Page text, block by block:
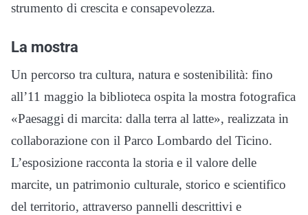
strumento di crescita e consapevolezza.
La mostra
Un percorso tra cultura, natura e sostenibilità: fino
all’11 maggio la biblioteca ospita la mostra fotografica
«Paesaggi di marcita: dalla terra al latte», realizzata in
collaborazione con il Parco Lombardo del Ticino.
L’esposizione racconta la storia e il valore delle
marcite, un patrimonio culturale, storico e scientifico
del territorio, attraverso pannelli descrittivi e